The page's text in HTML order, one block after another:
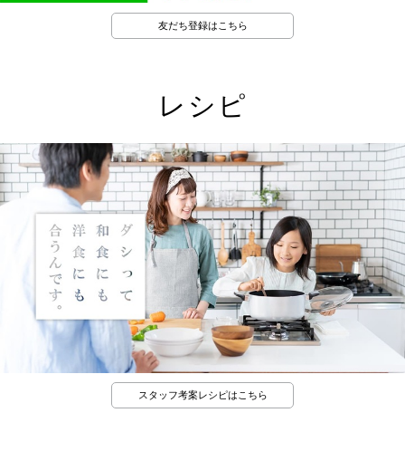
友だち登録はこちら
レシピ
スタッフ考案レシピはこちら